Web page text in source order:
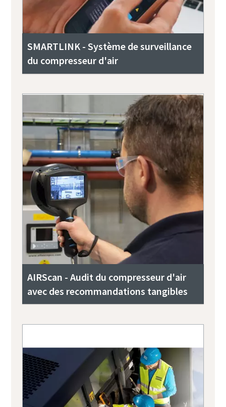
SMARTLINK - Système de surveillance
du compresseur d'air
AIRScan - Audit du compresseur d'air
avec des recommandations tangibles